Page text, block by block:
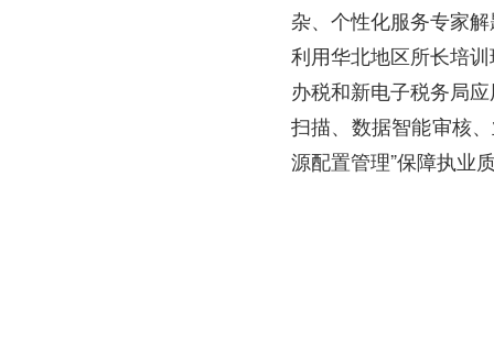
杂、个性化服务专家
利用华北地区所长培
办税和新电子税务局
扫描、数据智能审核
源配置管理”保障执业